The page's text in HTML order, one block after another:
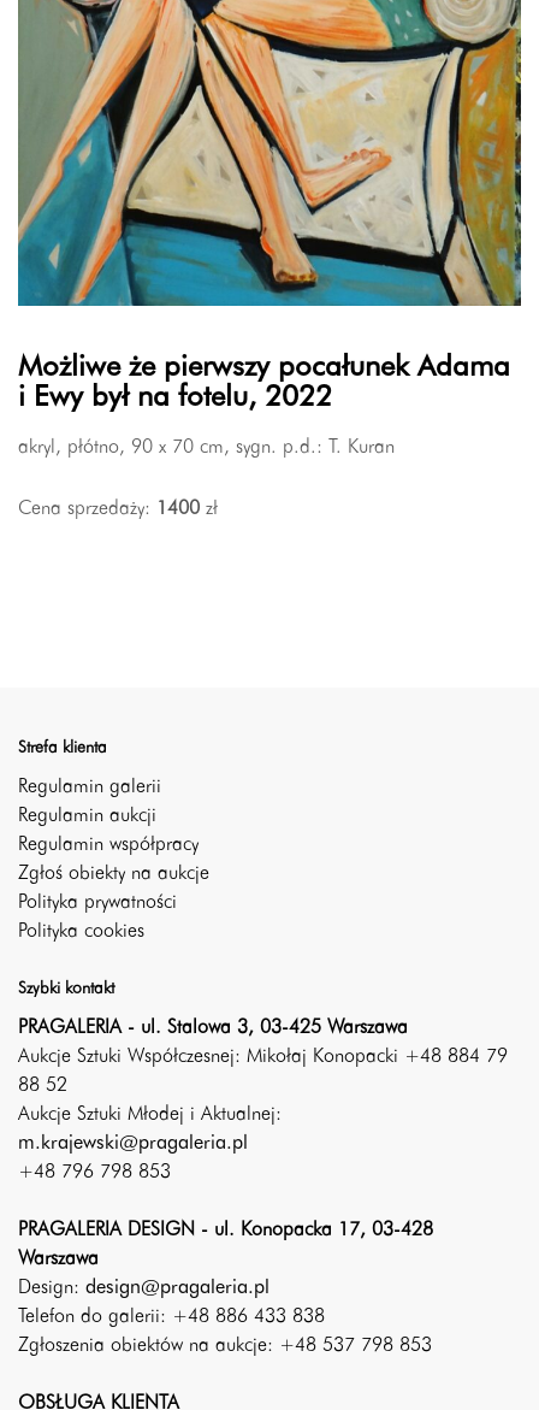
Możliwe że pierwszy pocałunek Adama
i Ewy był na fotelu, 2022
akryl, płótno, 90 x 70 cm, sygn. p.d.: T. Kuran
Cena sprzedaży: 1400 zł
Strefa klienta
Regulamin galerii
Regulamin aukcji
Regulamin współpracy
Zgłoś obiekty na aukcje
Polityka prywatności
Polityka cookies
Szybki kontakt
PRAGALERIA - ul. Stalowa 3, 03-425 Warszawa
Aukcje Sztuki Współczesnej: Mikołaj Konopacki +48 884 79
88 52
Aukcje Sztuki Młodej i Aktualnej:
m.krajewski@pragaleria.pl
+48 796 798 853
PRAGALERIA DESIGN - ul. Konopacka 17, 03-428
Warszawa
Design: design@pragaleria.pl
Telefon do galerii: +48 886 433 838
Zgłoszenia obiektów na aukcje: +48 537 798 853
OBSŁUGA KLIENTA